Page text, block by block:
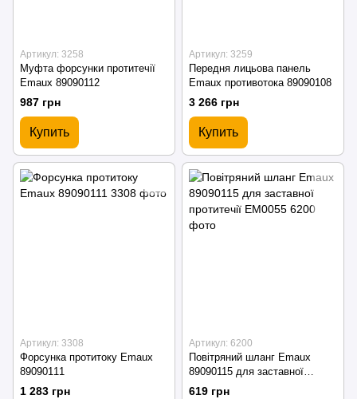
Артикул: 3258
Муфта форсунки протитечії
Emaux 89090112
987 грн
Купить
Артикул: 3259
Передня лицьова панель
Emaux противотока 89090108
3 266 грн
Купить
Артикул: 3308
Форсунка протитоку Emaux
89090111
1 283 грн
Артикул: 6200
Повітряний шланг Emaux
89090115 для заставної
протитечії EM0055
619 грн